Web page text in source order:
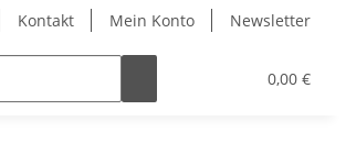
Kontakt Mein Konto Newsletter
0,00 €